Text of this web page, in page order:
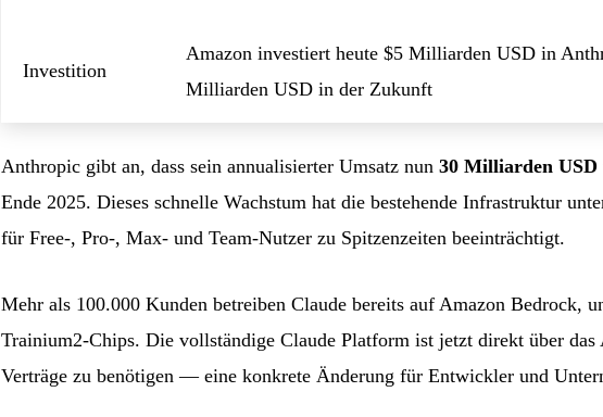
Investition
Amazon investiert heute $5 Milliarden USD in
Milliarden USD in der Zukunft
Anthropic gibt an, dass sein annualisierter Umsatz nun 30 Milliarden USD
Ende 2025. Dieses schnelle Wachstum hat die bestehende Infrastruktur
für Free-, Pro-, Max- und Team-Nutzer zu Spitzenzeiten beeinträchtigt.
Mehr als 100.000 Kunden betreiben Claude bereits auf Amazon Bedrock,
Trainium2-Chips. Die vollständige Claude Platform ist jetzt direkt über das
Verträge zu benötigen — eine konkrete Änderung für Entwickler und